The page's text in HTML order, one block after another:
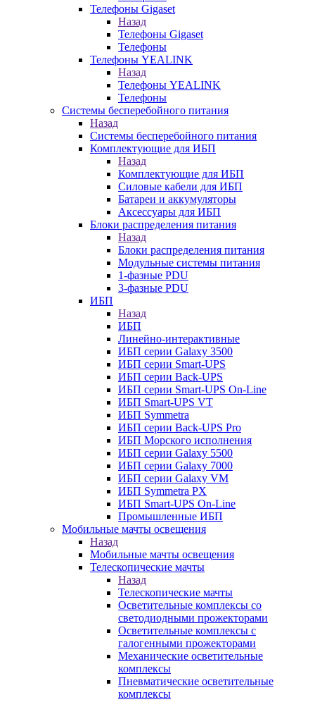
Телефоны Gigaset
Назад
Телефоны Gigaset
Телефоны
Телефоны YEALINK
Назад
Телефоны YEALINK
Телефоны
Системы бесперебойного питания
Назад
Системы бесперебойного питания
Комплектующие для ИБП
Назад
Комплектующие для ИБП
Силовые кабели для ИБП
Батареи и аккумуляторы
Аксессуары для ИБП
Блоки распределения питания
Назад
Блоки распределения питания
Модульные системы питания
1-фазные PDU
3-фазные PDU
ИБП
Назад
ИБП
Линейно-интерактивные
ИБП серии Galaxy 3500
ИБП серии Smart-UPS
ИБП серии Back-UPS
ИБП серии Smart-UPS On-Line
ИБП Smart-UPS VT
ИБП Symmetra
ИБП серии Back-UPS Pro
ИБП Морского исполнения
ИБП серии Galaxy 5500
ИБП серии Galaxy 7000
ИБП серии Galaxy VM
ИБП Symmetra PX
ИБП Smart-UPS On-Line
Промышленные ИБП
Мобильные мачты освещения
Назад
Мобильные мачты освещения
Телескопические мачты
Назад
Телескопические мачты
Осветительные комплексы со
светодиодными прожекторами
Осветительные комплексы с
галогенными прожекторами
Механические осветительные
комплексы
Пневматические осветительные
комплексы